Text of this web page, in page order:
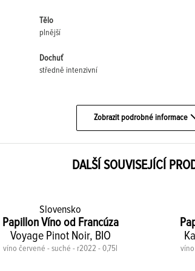
Tělo
plnější
Dochuť
středně intenzivní
Zobrazit podrobné informace
DALŠÍ SOUVISEJÍCÍ
Slovensko
Papillon Víno od Francúza
Voyage Pinot Noir, BIO
víno červené - suché - r2022 - 0,75l